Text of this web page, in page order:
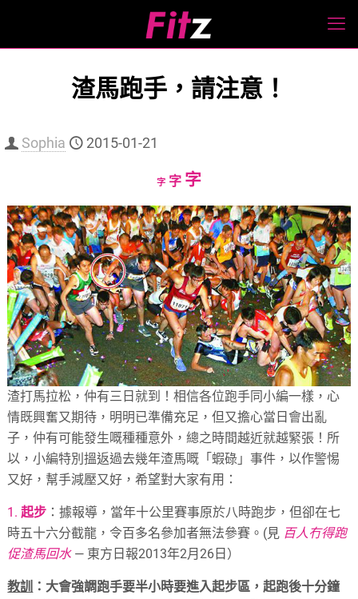
渣馬跑手，請注意！
Sophia 2015-01-21
字Decrease
size.
字Reset
size.
字Increase
size.
渣打馬拉松，仲有三日就到！相信各位跑手同小編一樣，心
情既興奮又期待，明明已準備充足，但又擔心當日會出亂
子，仲有可能發生嘅種種意外，總之時間越近就越緊張！所
以，小編特別搵返過去幾年渣馬嘅「蝦碌」事件，以作警惕
又好，幫手減壓又好，希望對大家有用：
1.起步 ：據報導，當年十公里賽事原於八時跑步，但卻在七
時五十六分截龍，令百多名參加者無法參賽。(見 百人冇得跑
促渣馬回水— 東方日報2013年2月26日）
教訓
：大會強調跑手要半小時要進入起步區，起跑後十分鐘